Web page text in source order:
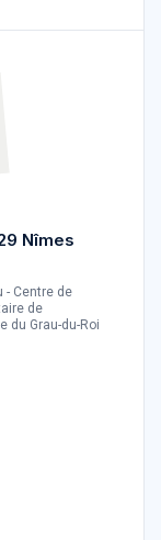
Nîmes
- Centre de
de
du Grau-du-Roi